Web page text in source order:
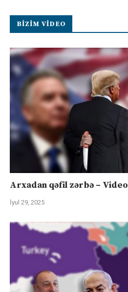
BIZIM VIDEO
Arxadan qəfil zərbə – Video
İyul 29, 2025